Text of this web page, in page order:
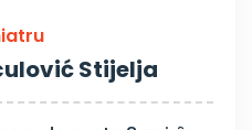
Stijelja